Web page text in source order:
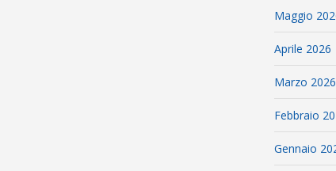
Maggio
Aprile 2026
Marzo 2026
Febbraio
Gennaio